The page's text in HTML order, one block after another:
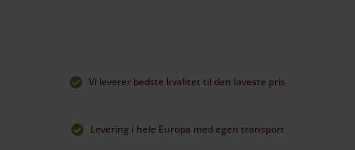
Vi leverer bedste kvalitet til den laveste pris
Levering i hele Europa med egen transport